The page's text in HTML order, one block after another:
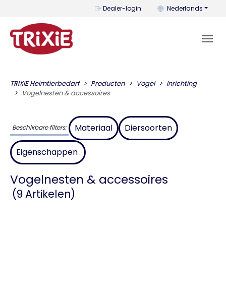
Dealer-login U kunt de taal
Nederlands
TRIXIE Heimtierbedarf Producten Vogel
Inrichting
Vogelnesten & accessoires
Beschikbare filters: Materiaal Diersoorten
Eigenschappen
Vogelnesten & accessoires
(9 Artikelen)